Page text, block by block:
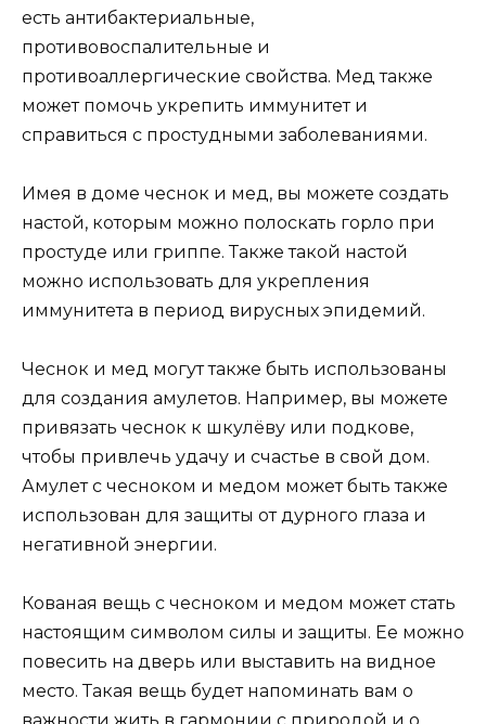
есть антибактериальные,
противовоспалительные и
противоаллергические свойства. Мед также
может помочь укрепить иммунитет и
справиться с простудными заболеваниями.
Имея в доме чеснок и мед, вы можете создать
настой, которым можно полоскать горло при
простуде или гриппе. Также такой настой
можно использовать для укрепления
иммунитета в период вирусных эпидемий.
Чеснок и мед могут также быть использованы
для создания амулетов. Например, вы можете
привязать чеснок к шкулёву или подкове,
чтобы привлечь удачу и счастье в свой дом.
Амулет с чесноком и медом может быть также
использован для защиты от дурного глаза и
негативной энергии.
Кованая вещь с чесноком и медом может стать
настоящим символом силы и защиты. Ее можно
повесить на дверь или выставить на видное
место. Такая вещь будет напоминать вам о